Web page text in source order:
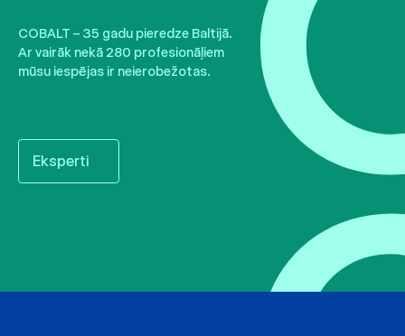
COBALT – 35 gadu pieredze Baltijā.
Ar vairāk nekā 280 profesionāļiem
mūsu iespējas ir neierobežotas.
Eksperti